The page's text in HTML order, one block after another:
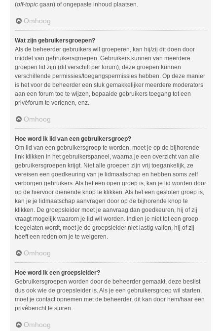
(off-topic gaan) of ongepaste inhoud plaatsen.
Omhoog
Wat zijn gebruikersgroepen?
Als de beheerder gebruikers wil groeperen, kan hij/zij dit doen door
middel van gebruikersgroepen. Gebruikers kunnen van meerdere
groepen lid zijn (dit verschilt per forum), deze groepen kunnen
verschillende permissies/toegangspermissies hebben. Op deze manier
is het voor de beheerder een stuk gemakkelijker meerdere moderators
aan een forum toe te wijzen, bepaalde gebruikers toegang tot een
privéforum te verlenen, enz.
Omhoog
Hoe word ik lid van een gebruikersgroep?
Om lid van een gebruikersgroep te worden, moet je op de bijhorende
link klikken in het gebruikerspaneel, waarna je een overzicht van alle
gebruikersgroepen krijgt. Niet alle groepen zijn vrij toegankelijk, ze
vereisen een goedkeuring van je lidmaatschap en hebben soms zelf
verborgen gebruikers. Als het een open groep is, kan je lid worden door
op de hiervoor dienende knop te klikken. Als het een gesloten groep is,
kan je je lidmaatschap aanvragen door op de bijhorende knop te
klikken. De groepsleider moet je aanvraag dan goedkeuren, hij of zij
vraagt mogelijk waarom je lid wil worden. Indien je niet tot een groep
toegelaten wordt, moet je de groepsleider niet lastig vallen, hij of zij
heeft een reden om je te weigeren.
Omhoog
Hoe word ik een groepsleider?
Gebruikersgroepen worden door de beheerder gemaakt, deze beslist
dus ook wie de groepsleider is. Als je een gebruikersgroep wil starten,
moet je contact opnemen met de beheerder, dit kan door hem/haar een
privébericht te sturen.
Omhoog